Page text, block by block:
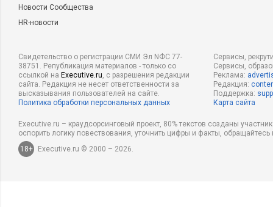
Новости Сообщества
HR-новости
Свидетельство о регистрации СМИ Эл NФС 77-
38751. Републикация материалов - только со
ссылкой на Executive.ru, с разрешения редакции
сайта. Редакция не несет ответственности за
высказывания пользователей на сайте.
Политика обработки персональных данных
Сервисы,
Сервисы,
Реклама:
Редакция:
Поддержка:
Карта сайта
Executive.ru – краудсорсинговый проект, 80% текстов созданы
оспорить логику повествования, уточнить цифры и факты,
18+
Executive.ru © 2000 – 2026.